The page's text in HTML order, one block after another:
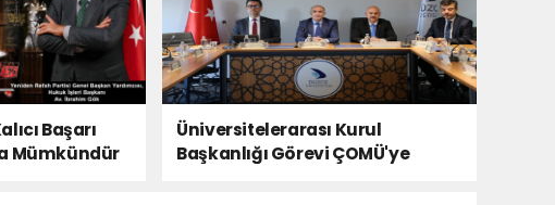
Başarı
Mümkündür
Üniversitelerarası Kurul
Başkanlığı Görevi ÇOMÜ'ye